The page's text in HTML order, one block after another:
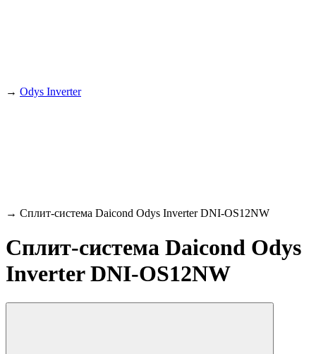
→ Odys Inverter
→ Сплит-система Daicond Odys Inverter DNI-OS12NW
Сплит-система Daicond Odys
Inverter DNI-OS12NW